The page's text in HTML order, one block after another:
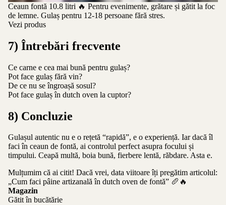
Ceaun fontă 10.8 litri 🔥 Pentru evenimente, grătare și gătit la foc
de lemne. Gulaș pentru 12-18 persoane fără stres.
Vezi produs
7) Întrebări frecvente
Ce carne e cea mai bună pentru gulaș?
Pot face gulaș fără vin?
De ce nu se îngroașă sosul?
Pot face gulaș în dutch oven la cuptor?
8) Concluzie
Gulașul autentic nu e o rețetă “rapidă”, e o experiență. Iar dacă îl
faci în ceaun de fontă, ai controlul perfect asupra focului și
timpului. Ceapă multă, boia bună, fierbere lentă, răbdare. Asta e.
Mulțumim că ai citit! Dacă vrei, data viitoare îți pregătim articolul:
„Cum faci pâine artizanală în dutch oven de fontă” 🥖🔥
Magazin
Gătit în bucătărie